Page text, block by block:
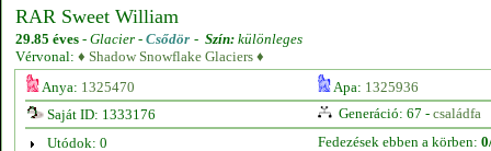
RAR Sweet William
29.85 éves - Glacier - Csődör - Szín: különleges
Vérvonal: ♦ Shadow Snowflake Glaciers ♦
Anya: 1325470 Apa: 1325936
Saját ID: 1333176
Generáció: 67 - családfa
Utódok: 0
Fedezések ebben a körben: